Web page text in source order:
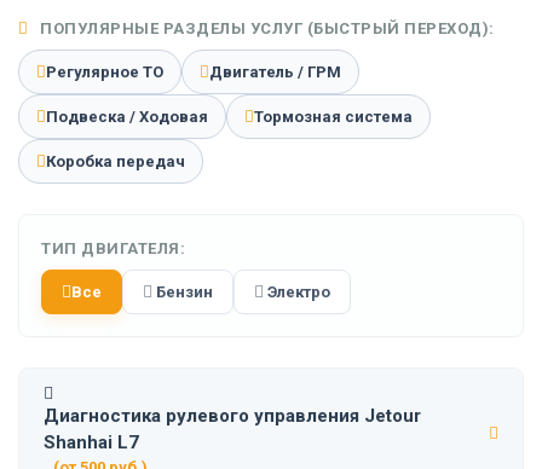
ПОПУЛЯРНЫЕ РАЗДЕЛЫ УСЛУГ (БЫСТРЫЙ ПЕРЕХОД):
Регулярное ТО Двигатель / ГРМ
Подвеска / Ходовая Тормозная система
Коробка передач
ТИП ДВИГАТЕЛЯ:
Все Бензин Электро
Диагностика рулевого управления Jetour
Shanhai L7